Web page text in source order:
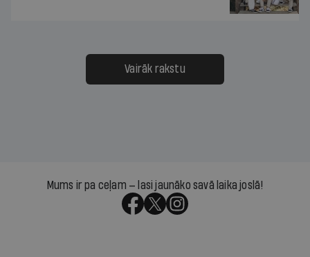
Vairāk rakstu
Mums ir pa ceļam — lasi jaunāko savā laika joslā!